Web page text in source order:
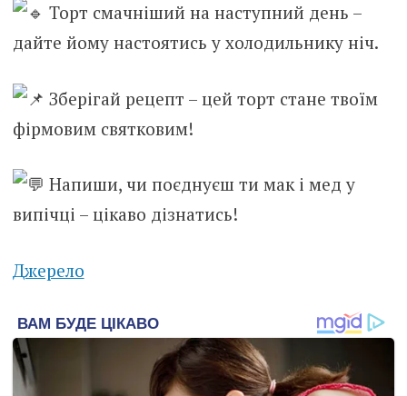
Торт смачніший на наступний день –
дайте йому настоятись у холодильнику ніч.
Зберігай рецепт – цей торт стане твоїм
фірмовим святковим!
Напиши, чи поєднуєш ти мак і мед у
випічці – цікаво дізнатись!
Джерело